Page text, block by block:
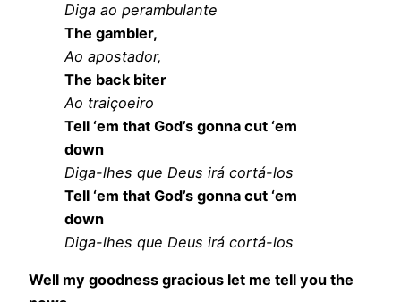
Diga ao perambulante
The gambler,
Ao apostador,
The back biter
Ao traiçoeiro
Tell ‘em that God’s gonna cut ‘em
down
Diga-lhes que Deus irá cortá-los
Tell ‘em that God’s gonna cut ‘em
down
Diga-lhes que Deus irá cortá-los
Well my goodness gracious let me tell you the